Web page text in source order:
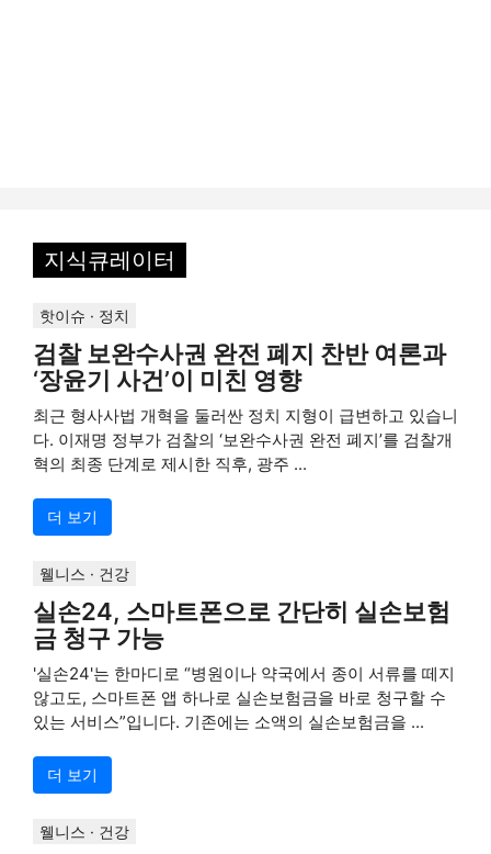
지식큐레이터
핫이슈 · 정치
검찰 보완수사권 완전 폐지 찬반 여론과
‘장윤기 사건’이 미친 영향
최근 형사사법 개혁을 둘러싼 정치 지형이 급변하고 있습니
다. 이재명 정부가 검찰의 ‘보완수사권 완전 폐지’를 검찰개
혁의 최종 단계로 제시한 직후, 광주 ...
더 보기
웰니스 · 건강
실손24, 스마트폰으로 간단히 실손보험
금 청구 가능
'실손24'는 한마디로 “병원이나 약국에서 종이 서류를 떼지
않고도, 스마트폰 앱 하나로 실손보험금을 바로 청구할 수
있는 서비스”입니다. 기존에는 소액의 실손보험금을 ...
더 보기
웰니스 · 건강